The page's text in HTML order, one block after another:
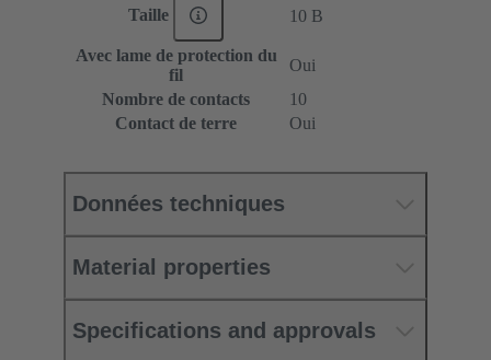
Taille 10 B
Avec lame de protection du
fil
Oui
Nombre de contacts
10
Contact de terre
Oui
Données techniques
Material properties
Specifications and approvals